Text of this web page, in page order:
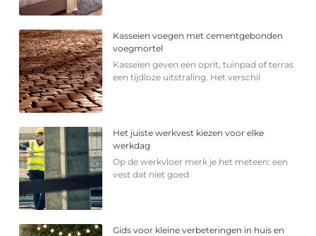
Kasseien voegen met cementgebonden
voegmortel
Kasseien geven een oprit, tuinpad of terras
een tijdloze uitstraling. Het verschil
Het juiste werkvest kiezen voor elke
werkdag
Op de werkvloer merk je het meteen: een
vest dat niet goed
Gids voor kleine verbeteringen in huis en